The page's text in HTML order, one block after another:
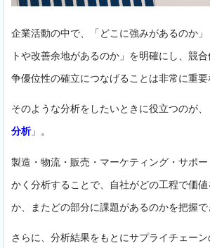
企業活動の中で、「どこに強みがあるのか
トや改善余地があるのか」を明確にし、競
争優位性の確立につなげることは非常に重要
そのような分析をしたいときに役立つのが、
分析」。
製造・物流・販売・マーケティング・サポ
かく分析することで、自社がどの工程で価
か、またどの部分に課題があるのかを把握で
さらに、分析結果をもとにサプライチェー